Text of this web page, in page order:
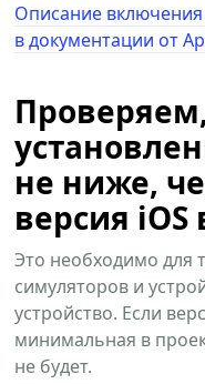
Описание
в документации от
не ниже,
версия iOS
Это необходимо для
симуляторов и
устройство. Если
минимальная в
не будет.